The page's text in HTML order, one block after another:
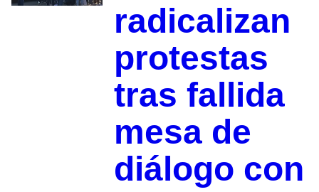
radicalizan
protestas
tras fallida
mesa de
diálogo con